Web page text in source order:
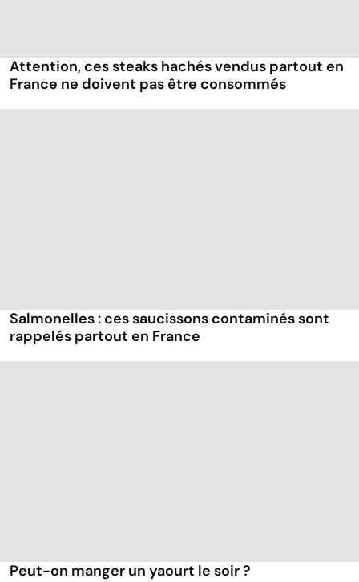
Attention, ces steaks hachés vendus partout en
France ne doivent pas être consommés
Salmonelles : ces saucissons contaminés sont
rappelés partout en France
Peut-on manger un yaourt le soir ?